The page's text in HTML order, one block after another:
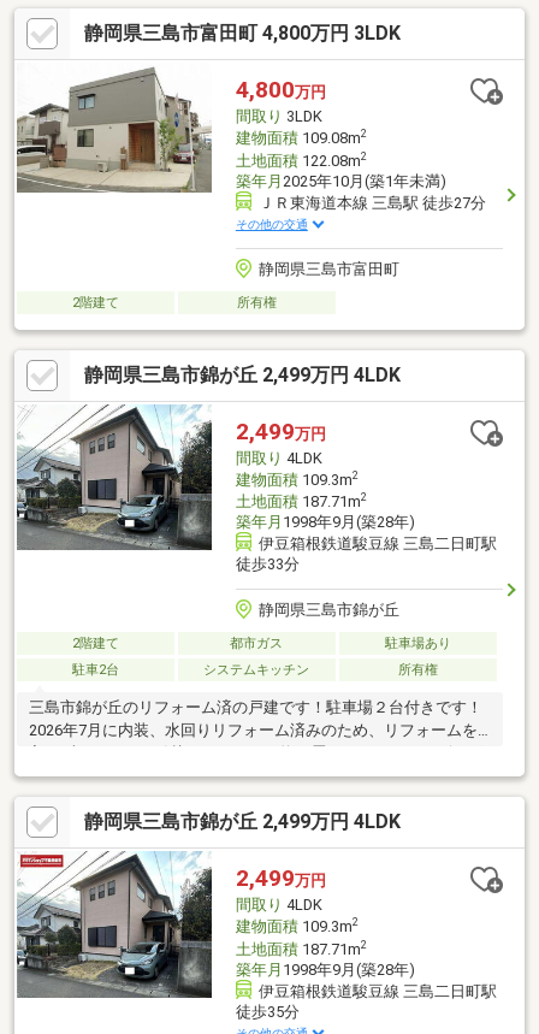
設備の内容・状況等は現況を優先致します。
静岡県三島市富田町 4,800万円 3LDK
4,800万円
間取り 3LDK
建物面積109.08m2
土地面積122.08m2
築年月 2025年10月(築1年未満)
ＪＲ東海道本線 三島駅 徒歩27分
その他の交通
静岡県三島市富田町
2階建て 所有権
静岡県三島市錦が丘 2,499万円 4LDK
2,499万円
間取り 4LDK
建物面積109.3m2
土地面積187.71m2
築年月 1998年9月(築28年)
伊豆箱根鉄道駿豆線 三島二日町駅
徒歩33分
静岡県三島市錦が丘
2階建て 都市ガス
駐車場あり
駐車2台
システムキッチン 所有権
三島市錦が丘のリフォーム済の戸建です！駐車場２台付きです！
2026年7月に内装、水回りリフォーム済みのため、リフォームを
に、4部屋あり、ご家族でも住みやすい間取りです！2026/7 内
装：クロス張替え、コンロ新品、フロアタイル貼り、畳表替え、
襖貼替え、室内クリーニング、クッションフロア張替え、白蟻点
検、建具交換2026/7 水回り：キッチン新品、お風呂新品、トイ
レ新品、洗面台新品
静岡県三島市錦が丘 2,499万円 4LDK
2,499万円
間取り 4LDK
建物面積109.3m2
土地面積187.71m2
築年月 1998年9月(築28年)
伊豆箱根鉄道駿豆線 三島二日町駅
徒歩35分